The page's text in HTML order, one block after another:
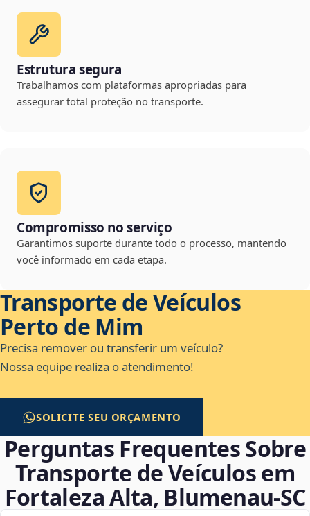
Estrutura segura
Trabalhamos com plataformas apropriadas para
assegurar total proteção no transporte.
Compromisso no serviço
Garantimos suporte durante todo o processo, mantendo
você informado em cada etapa.
Transporte de Veículos
Perto de Mim
Precisa remover ou transferir um veículo?
Nossa equipe realiza o atendimento!
SOLICITE SEU ORÇAMENTO
Perguntas Frequentes Sobre
Transporte de Veículos em
Fortaleza Alta, Blumenau‑SC